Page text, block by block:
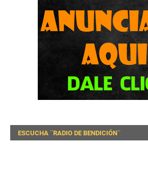
ESCUCHA ¨RADIO DE BENDICIÓN¨